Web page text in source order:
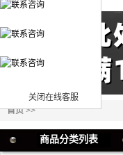
关闭在线客服
首页>>
商品分类列表